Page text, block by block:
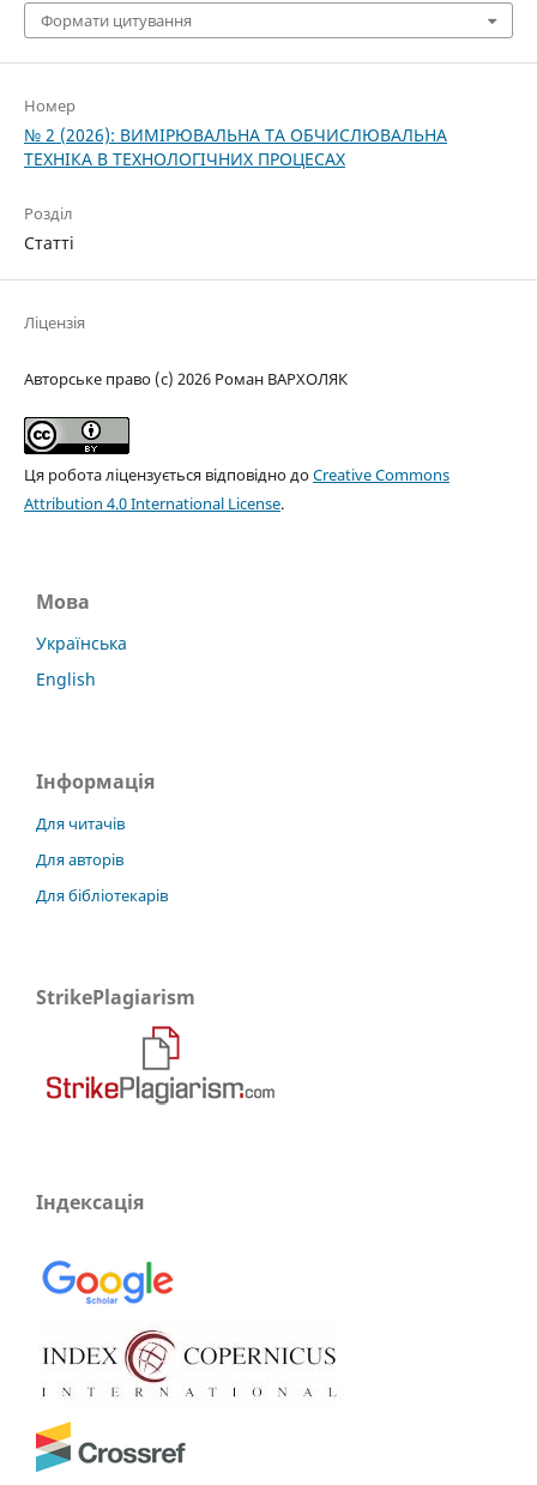
Формати цитування
Номер
№ 2 (2026): ВИМІРЮВАЛЬНА ТА ОБЧИСЛЮВАЛЬНА
ТЕХНІКА В ТЕХНОЛОГІЧНИХ ПРОЦЕСАХ
Розділ
Статті
Ліцензія
Авторське право (c) 2026 Роман ВАРХОЛЯК
Ця робота ліцензується відповідно доCreative Commons
Attribution 4.0 International License.
Мова
Українська
English
Інформація
Для читачів
Для авторів
Для бібліотекарів
StrikePlagiarism
Індексація